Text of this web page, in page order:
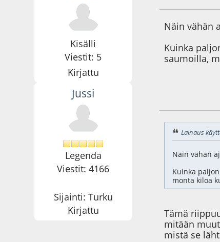
Kisälli
Viestit: 5
Kirjattu
Näin vähän
Kuinka
saumoilla,
Jussi
Legenda
Viestit: 4166
Sijainti: Turku
Kirjattu
Lainaus
Näin vähän
Kuinka
monta kiloa
Tämä
mitään
mistä se